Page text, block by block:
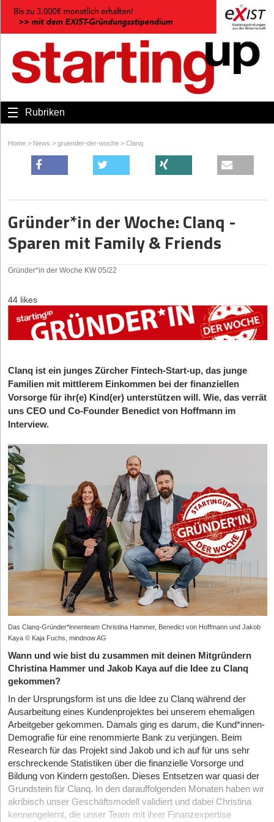
Rubriken
Home > News > gruender-der-woche > Clanq
Gründer*in der Woche: Clanq -
Sparen mit Family & Friends
Gründer*in der Woche KW 05/22
44 likes
Clanq ist ein junges Zürcher Fintech-Start-up, das junge
Familien mit mittlerem Einkommen bei der finanziellen
Vorsorge für ihr(e) Kind(er) unterstützen will. Wie, das verrät
uns CEO und Co-Founder Benedict von Hoffmann im
Interview.
Das Clanq-Gründer*innenteam Christina Hammer, Benedict von Hoffmann und Jakob
Kaya © Kaja Fuchs, mindnow AG
Wann und wie bist du zusammen mit deinen Mitgründern
Christina Hammer und Jakob Kaya auf die Idee zu Clanq
gekommen?
In der Ursprungsform ist uns die Idee zu Clanq während der
Ausarbeitung eines Kundenprojektes bei unserem ehemaligen
Arbeitgeber gekommen. Damals ging es darum, die Kund*innen-
Demografie für eine renommierte Bank zu verjüngen. Beim
Research für das Projekt sind Jakob und ich auf für uns sehr
erschreckende Statistiken über die finanzielle Vorsorge und
Bildung von Kindern gestoßen. Dieses Entsetzen war quasi der
Grundstein für Clanq. In den darauffolgenden Monaten haben wir
akribisch unser Geschäftsmodell validiert und dabei Christina
kennengelernt, die unser Team mit ihrer Finanzexpertise